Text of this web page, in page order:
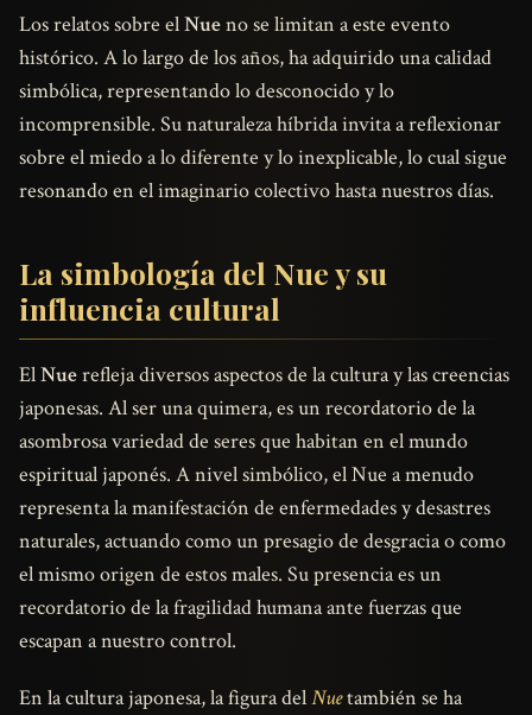
Los relatos sobre elNueno se limitan a este evento
histórico. A lo largo de los años, ha adquirido una calidad
simbólica, representando lo desconocido y lo
incomprensible. Su naturaleza híbrida invita a reflexionar
sobre el miedo a lo diferente y lo inexplicable, lo cual sigue
resonando en el imaginario colectivo hasta nuestros días.
La simbología del Nue y su
influencia cultural
ElNuerefleja diversos aspectos de la cultura y las creencias
japonesas. Al ser una quimera, es un recordatorio de la
asombrosa variedad de seres que habitan en el mundo
espiritual japonés. A nivel simbólico, el Nue a menudo
representa la manifestación de enfermedades y desastres
naturales, actuando como un presagio de desgracia o como
el mismo origen de estos males. Su presencia es un
recordatorio de la fragilidad humana ante fuerzas que
escapan a nuestro control.
En la cultura japonesa, la figura delNuetambién se ha